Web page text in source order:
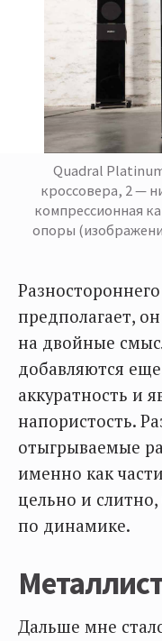
Quadral
кроссовера, 2 —
компрессионная
опоры
предполагает,
на двойные
добавляются
аккуратность и
напористость.
отыгрываемые
именно как
цельно и
по динамике.
Дальше мне